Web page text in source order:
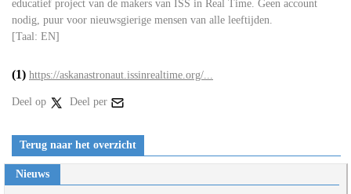
educatief project van de makers van ISS in Real Time. Geen account
nodig, puur voor nieuwsgierige mensen van alle leeftijden.
[Taal: EN]
(1) https://askanastronaut.issinrealtime.org/...
Deel op Deel per
Terug naar het overzicht
Nieuws